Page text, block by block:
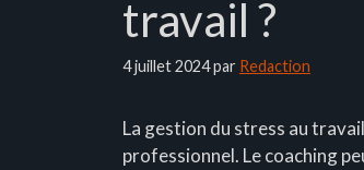
travail ?
4 juillet 2024par Redaction
La gestion du stress au
professionnel. Le coaching